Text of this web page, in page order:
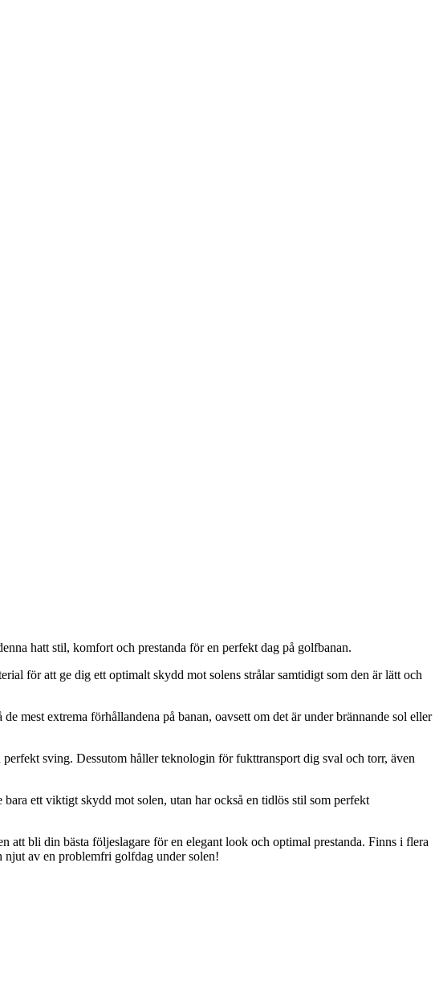
hatt stil, komfort och prestanda för en perfekt dag på golfbanan.
för att ge dig ett optimalt skydd mot solens strålar samtidigt som den är lätt och
mest extrema förhållandena på banan, oavsett om det är under brännande sol eller
sving. Dessutom håller teknologin för fukttransport dig sval och torr, även
ett viktigt skydd mot solen, utan har också en tidlös stil som perfekt
bli din bästa följeslagare för en elegant look och optimal prestanda. Finns i flera
njut av en problemfri golfdag under solen!